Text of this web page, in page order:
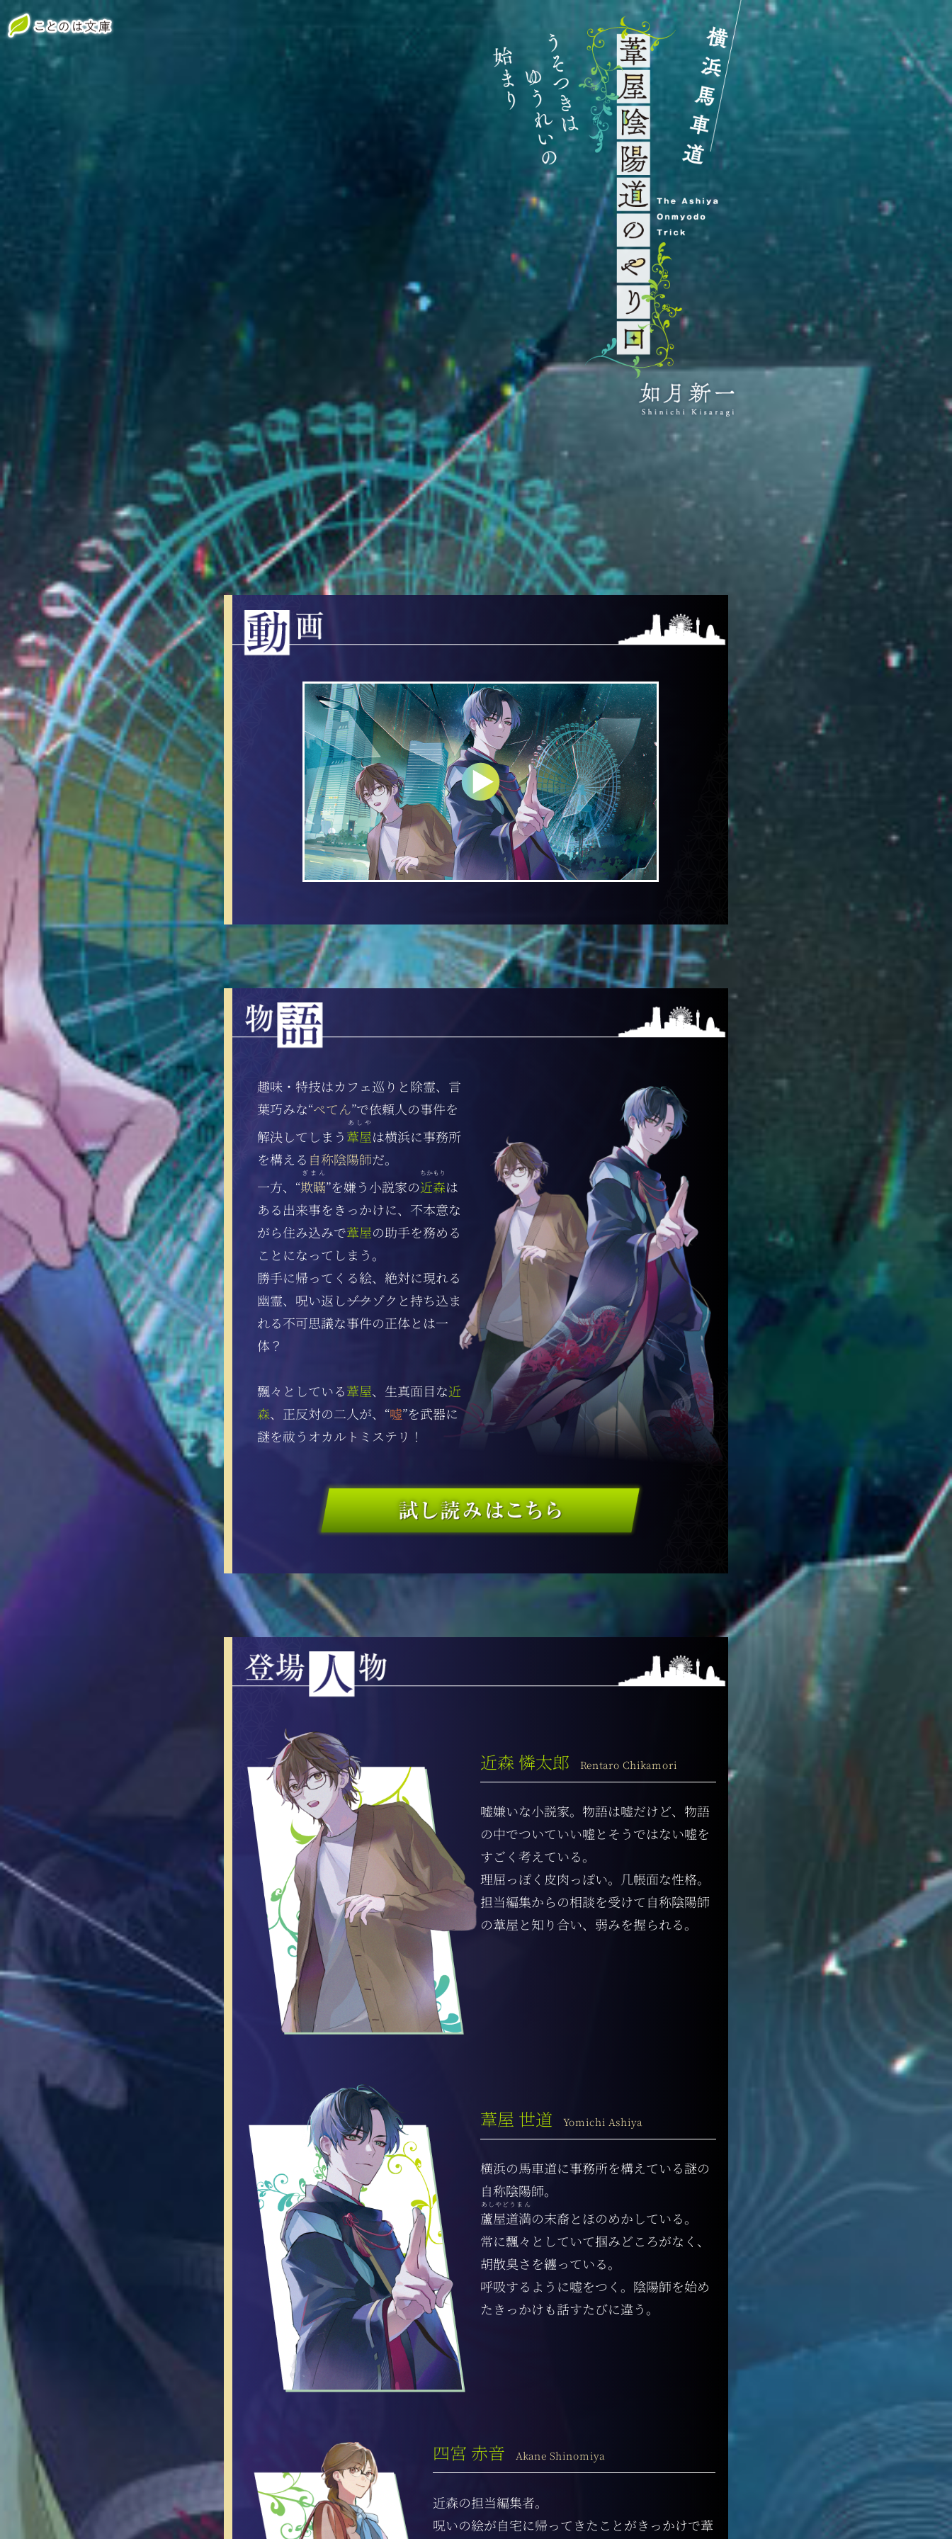
趣味・特技はカフェ巡りと除霊、言
葉巧みな“ぺてん”で依頼人の事件を
解決してしまう葦屋
あしや
は横浜に事務所
を構える 自称陰陽師だ。
一方、“欺瞞
ぎまん
”を嫌う小説家の近森
ちかもり
は
ある出来事をきっかけに、不本意な
がら住み込みで葦屋の助手を務める
ことになってしまう。
勝手に帰ってくる絵、絶対に現れる
幽霊、呪い返し――ゾクゾクと持ち込ま
れる不可思議な事件の正体とは一
体？
飄々としている葦屋、生真面目な近
森、正反対の二人が、“嘘”を武器に
謎を祓うオカルトミステリ！
近森 憐太郎 Rentaro Chikamori
嘘嫌いな小説家。物語は嘘だけど、物語
の中でついていい嘘とそうではない嘘を
すごく考えている。
理屈っぽく皮肉っぽい。几帳面な性格。
担当編集からの相談を受けて自称陰陽師
の葦屋と知り合い、弱みを握られる。
葦屋 世道 Yomichi Ashiya
横浜の馬車道に事務所を構えている謎の
自称陰陽師。
蘆屋道満
あしやどうまん
の末裔とほのめかしている。
常に飄々としていて掴みどころがなく、
胡散臭さを纏っている。
呼吸するように嘘をつく。陰陽師を始め
たきっかけも話すたびに違う。
四宮 赤音 Akane Shinomiya
近森の担当編集者。
呪いの絵が自宅に帰ってきたことがきっかけで葦